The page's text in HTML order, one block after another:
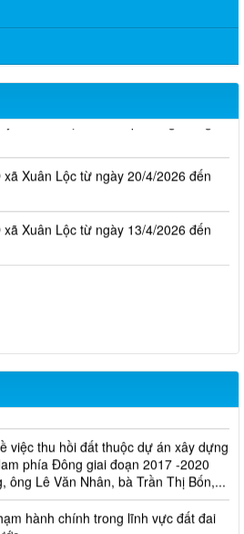
UBND phường Xuân Lộc (Từ ngày
của Chủ tịch UBND phường tháng 8
Xuân Lộc từ ngày 20/4/2026 đến
Xuân Lộc từ ngày 13/4/2026 đến
mất Giấy chứng nhận đã cấp cho
việc thu hồi đất thuộc dự án xây dựng
phía Đông giai đoạn 2017 -2020
Lê Văn Nhân, bà Trần Thị Bốn,...
hành chính trong lĩnh vực đất đai